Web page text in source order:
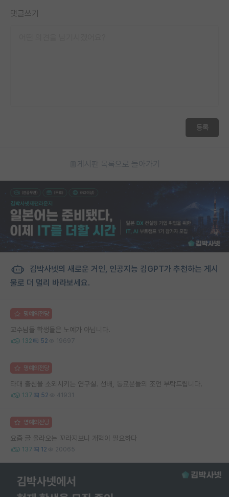
댓글쓰기
등록
게시판 목록으로 돌아가기
김박사넷의 새로운 거인, 인공지능 김GPT가 추천하는 게시
물로 더 멀리 바라보세요.
명예의전당
교수님들 학생들은 노예가 아닙니다.
132 52 19697
명예의전당
타대 출신을 소외시키는 연구실. 선배, 동료분들의 조언 부탁드립니다.
137 52 41931
명예의전당
요즘 글 올라오는 꼬라지보니 개혁이 필요하다
137 12 20065